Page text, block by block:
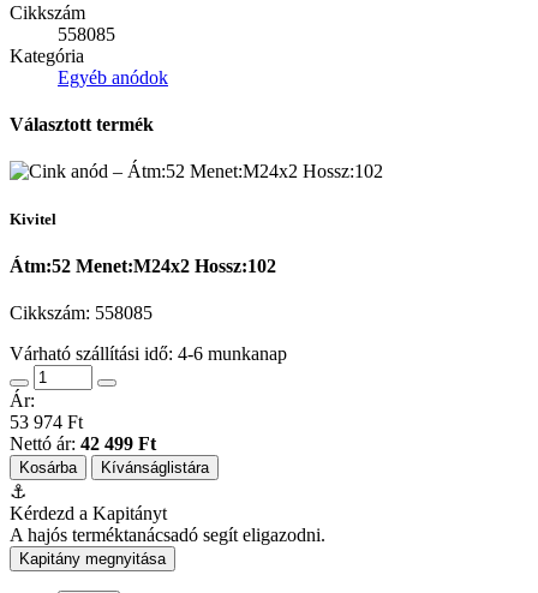
Cikkszám
558085
Kategória
Egyéb anódok
Választott termék
Kivitel
Átm:52 Menet:M24x2 Hossz:102
Cikkszám: 558085
Várható szállítási idő: 4-6 munkanap
Ár:
53 974 Ft
Nettó ár: 42 499 Ft
Kosárba Kívánságlistára
⚓
Kérdezd a Kapitányt
A hajós terméktanácsadó segít eligazodni.
Kapitány megnyitása